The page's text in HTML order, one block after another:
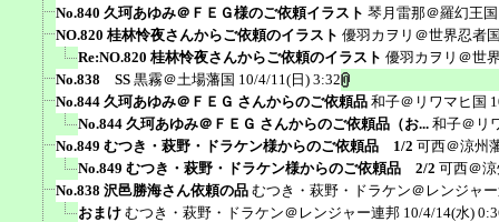
No.840 久珂あゆみ＠ＦＥＧ様のご依頼イラスト 琴月雷那＠羅幻王国
NO.820 桂林怜夜さんからご依頼のイラスト 優羽カヲリ＠世界忍者
Re:NO.820 桂林怜夜さんからご依頼のイラスト 優羽カヲリ＠世
No.838 SS 黒霧＠土場藩国 10/4/11(日) 3:32
No.844 久珂あゆみ＠ＦＥＧ さんからのご依頼品 和子＠リワマヒ国
No.844 久珂あゆみ＠ＦＥＧ さんからのご依頼品（お... 和子＠リ
No.849 むつき・萩野・ドラケン様からのご依頼品 1/2 可西＠涼州
No.849 むつき・萩野・ドラケン様からのご依頼品 2/2 可西＠
No.838 沢邑勝海さん依頼の品 むつき・萩野・ドラケン＠レンジャ
おまけ むつき・萩野・ドラケン＠レンジャー連邦 10/4/14(水)